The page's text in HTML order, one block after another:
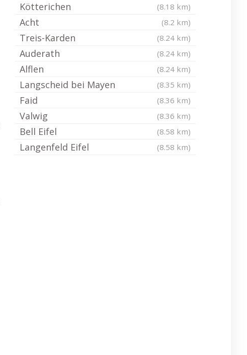
Kötterichen (8.18 km)
Acht (8.2 km)
Treis-Karden (8.24 km)
Auderath (8.24 km)
Alflen (8.24 km)
Langscheid bei Mayen (8.35 km)
Faid (8.36 km)
Valwig (8.36 km)
Bell Eifel (8.58 km)
Langenfeld Eifel (8.58 km)